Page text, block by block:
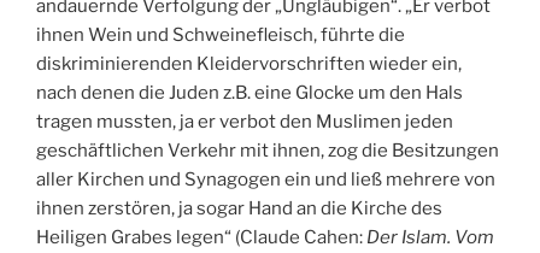
andauernde Verfolgung der „Ungläubigen“. „Er verbot
ihnen Wein und Schweinefleisch, führte die
diskriminierenden Kleidervorschriften wieder ein,
nach denen die Juden z.B. eine Glocke um den Hals
tragen mussten, ja er verbot den Muslimen jeden
geschäftlichen Verkehr mit ihnen, zog die Besitzungen
aller Kirchen und Synagogen ein und ließ mehrere von
ihnen zerstören, ja sogar Hand an die Kirche des
Heiligen Grabes legen“ (Claude Cahen: Der Islam. Vom